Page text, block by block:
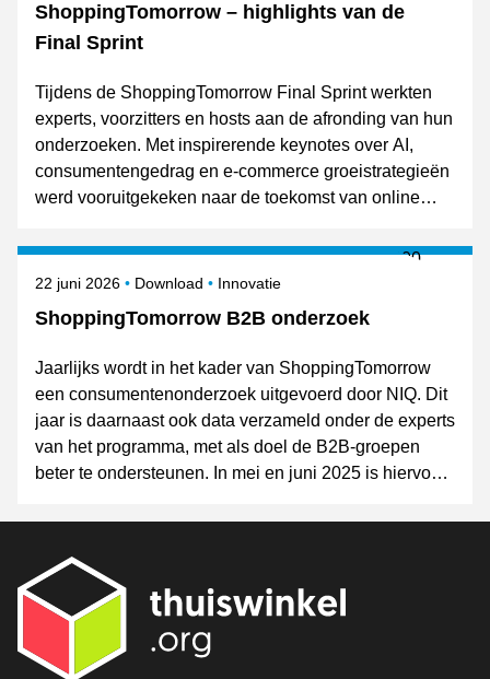
ShoppingTomorrow – highlights van de
Final Sprint
Tijdens de ShoppingTomorrow Final Sprint werkten
experts, voorzitters en hosts aan de afronding van hun
onderzoeken. Met inspirerende keynotes over AI,
consumentengedrag en e-commerce groeistrategieën
werd vooruitgekeken naar de toekomst van online
8 oktober gepresenteerd tijdens Shopping Today.
ShoppingTomorrow B2B onderzoek
Gepubliceerd op
22 juni 2026 Download Onderwerpen
Innovatie
Jaarlijks wordt in het kader van ShoppingTomorrow
een consumentenonderzoek uitgevoerd door NIQ. Dit
jaar is daarnaast ook data verzameld onder de experts
van het programma, met als doel de B2B-groepen
beter te ondersteunen. In mei en juni 2025 is hiervoor